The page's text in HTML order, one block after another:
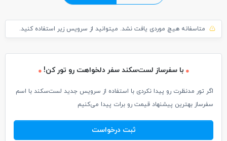
متاسفانه هیچ موردی یافت نشد. میتوانید از سرویس زیر استفاده کنید.
با سفرساز لست‌سکند سفر دلخواهت رو تور کن!
اگر تور مدنظرت رو پیدا نکردی با استفاده از سرویس جدید لست‌سکند با اسم
سفرساز بهترین پیشنهاد قیمت رو برات پیدا می‌کنیم
ثبت درخواست